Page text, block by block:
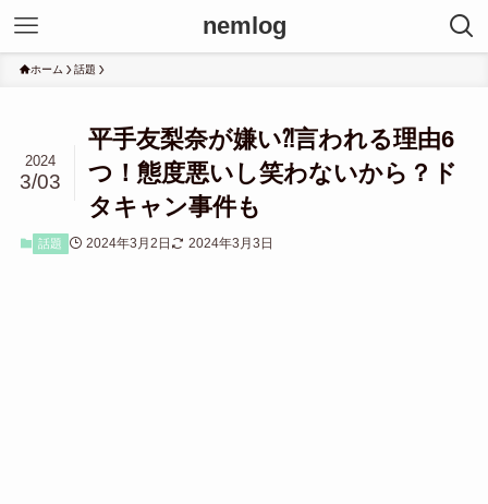
nemlog
ホーム 話題
平手友梨奈が嫌い⁈言われる理由6
つ！態度悪いし笑わないから？ド
タキャン事件も
2024
3/03
話題 2024年3月2日 2024年3月3日